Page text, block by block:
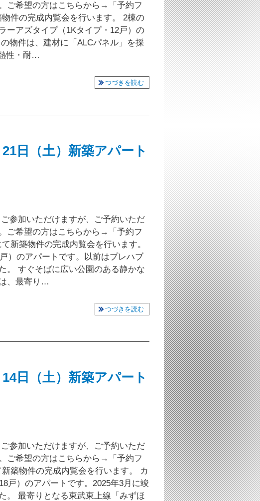
ご希望の方はこちらから→「予約フ
件の完成内覧会を行います。 2棟の
ーアズタイプ（1Kタイプ・12戸）の
物件は、建材に「ALCパネル」を採
性・耐…
つづきを読む
日（土）新築アパート
参加いただけますが、ご予約いただ
ご希望の方はこちらから→「予約フ
新築物件の完成内覧会を行います。
）のアパートです。以前はプレハブ
。 すぐそばに広い公園のある静かな
、最寄り…
つづきを読む
日（土）新築アパート
参加いただけますが、ご予約いただ
ご希望の方はこちらから→「予約フ
築物件の完成内覧会を行います。 カ
戸）のアパートです。2025年3月に竣
。 最寄りとなる東武東上線「みずほ